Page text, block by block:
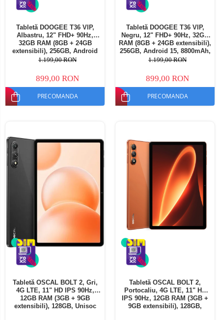
Tabletă DOOGEE T36 VIP,
Albastru, 12" FHD+ 90Hz,
32GB RAM (8GB + 24GB
extensibili), 256GB, Android
15, 8800mAh, Dual SIM
1.199,00 RON
899,00 RON
PRECOMANDA
Tabletă DOOGEE T36 VIP,
Negru, 12" FHD+ 90Hz, 32GB
RAM (8GB + 24GB extensibili),
256GB, Android 15, 8800mAh,
Dual SIM
1.199,00 RON
899,00 RON
PRECOMANDA
Tabletă OSCAL BOLT 2, Gri,
4G LTE, 11" HD IPS 90Hz,
12GB RAM (3GB + 9GB
extensibili), 128GB, Unisoc
Tabletă OSCAL BOLT 2,
Portocaliu, 4G LTE, 11" HD
IPS 90Hz, 12GB RAM (3GB +
9GB extensibili), 128GB,